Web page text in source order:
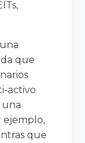
que
activo
una
ejemplo,
que